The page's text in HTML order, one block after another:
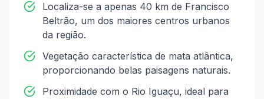
Localiza-se a apenas 40 km de Francisco
Beltrão, um dos maiores centros urbanos
da região.
Vegetação característica de mata atlântica,
proporcionando belas paisagens naturais.
Proximidade com o Rio Iguaçu, ideal para